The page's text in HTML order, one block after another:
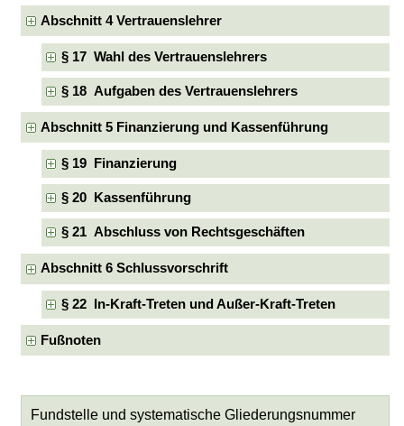
Abschnitt 4 Vertrauenslehrer
§ 17 Wahl des Vertrauenslehrers
§ 18 Aufgaben des Vertrauenslehrers
Abschnitt 5 Finanzierung und Kassenführung
§ 19 Finanzierung
§ 20 Kassenführung
§ 21 Abschluss von Rechtsgeschäften
Abschnitt 6 Schlussvorschrift
§ 22 In-Kraft-Treten und Außer-Kraft-Treten
Fußnoten
Fundstelle und systematische Gliederungsnummer